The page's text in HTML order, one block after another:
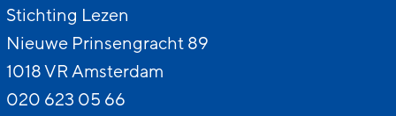
Stichting Lezen
Nieuwe Prinsengracht 89
1018 VR Amsterdam
020 623 05 66